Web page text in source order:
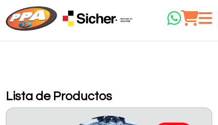
Lista de Productos